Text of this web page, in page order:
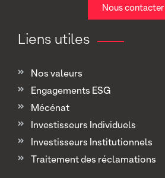
Nous contacter
Liens utiles
Nos valeurs
Engagements ESG
Mécénat
Investisseurs Individuels
Investisseurs Institutionnels
Traitement des réclamations